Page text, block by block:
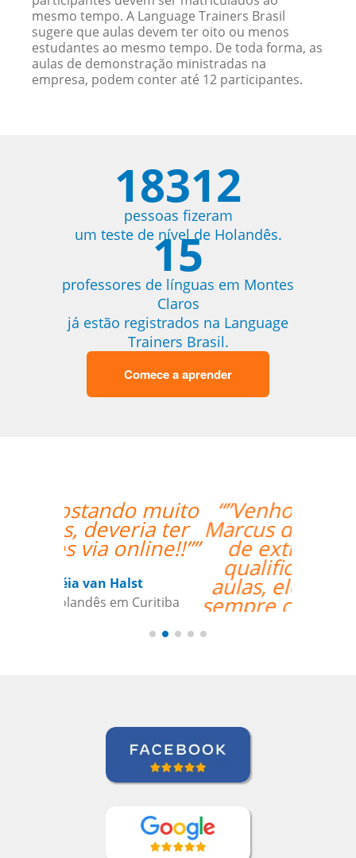
mesmo tempo. A Language Trainers Brasil
sugere que aulas devem ter oito ou menos
estudantes ao mesmo tempo. De toda forma, as
aulas de demonstração ministradas na
empresa, podem conter até 12 participantes.
18312
pessoas fizeram
um teste de nível de Holandês.
15
professores de línguas em Montes
Claros
já estão registrados na Language
Trainers Brasil.
Comece a aprender
“”Venho o professor
Marcus da Fonte. Além
de extremamente
qualificado para as
aulas, ele se mostrou
sempre comprometido
com nosso
aprendizado além de
Curso de Sueco em Rio de Janeiro